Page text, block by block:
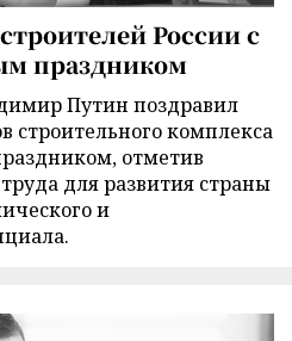
России с
праздником
Путин поздравил
строительного комплекса
отметив
для развития страны
и